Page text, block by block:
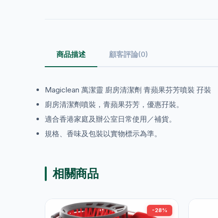
商品描述 顧客評論(0)
Magiclean 萬潔靈 廚房清潔劑 青蘋果芬芳噴裝 孖裝
廚房清潔劑噴裝，青蘋果芬芳，優惠孖裝。
適合香港家庭及辦公室日常使用／補貨。
規格、香味及包裝以實物標示為準。
相關商品
-28%